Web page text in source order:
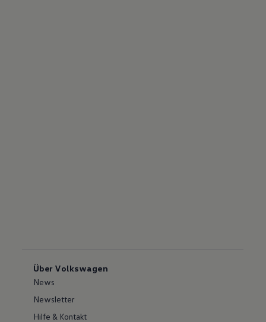
Über Volkswagen
News
Newsletter
Hilfe & Kontakt